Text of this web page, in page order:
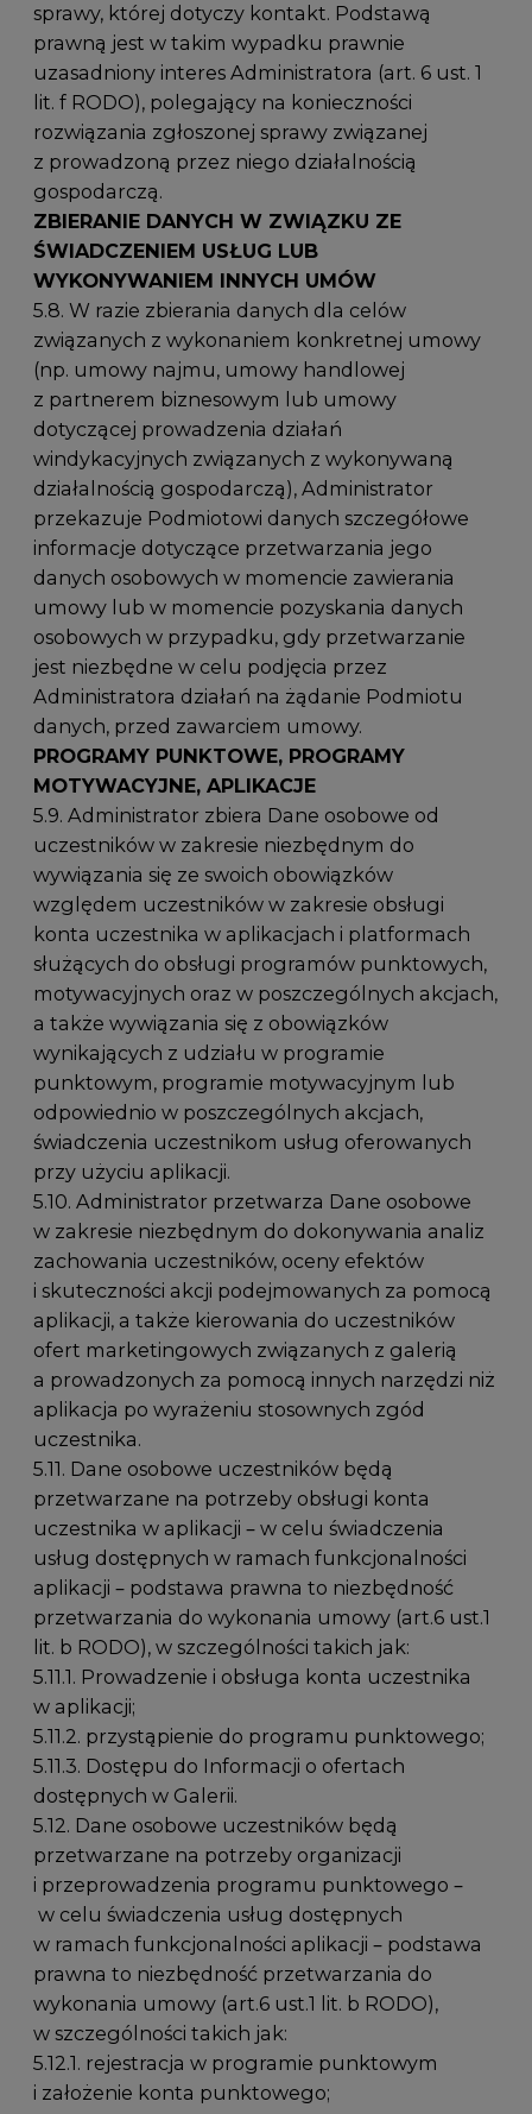
sprawy, której dotyczy kontakt. Podstawą
prawną jest w takim wypadku prawnie
uzasadniony interes Administratora (art. 6 ust. 1
lit. f RODO), polegający na konieczności
rozwiązania zgłoszonej sprawy związanej
z prowadzoną przez niego działalnością
gospodarczą.
ZBIERANIE DANYCH W ZWIĄZKU ZE
ŚWIADCZENIEM USŁUG LUB
WYKONYWANIEM INNYCH UMÓW
5.8. W razie zbierania danych dla celów
związanych z wykonaniem konkretnej umowy
(np. umowy najmu, umowy handlowej
z partnerem biznesowym lub umowy
dotyczącej prowadzenia działań
windykacyjnych związanych z wykonywaną
działalnością gospodarczą), Administrator
przekazuje Podmiotowi danych szczegółowe
informacje dotyczące przetwarzania jego
danych osobowych w momencie zawierania
umowy lub w momencie pozyskania danych
osobowych w przypadku, gdy przetwarzanie
jest niezbędne w celu podjęcia przez
Administratora działań na żądanie Podmiotu
danych, przed zawarciem umowy.
PROGRAMY PUNKTOWE, PROGRAMY
MOTYWACYJNE, APLIKACJE
5.9. Administrator zbiera Dane osobowe od
uczestników w zakresie niezbędnym do
wywiązania się ze swoich obowiązków
względem uczestników w zakresie obsługi
konta uczestnika w aplikacjach i platformach
służących do obsługi programów punktowych,
motywacyjnych oraz w poszczególnych akcjach,
a także wywiązania się z obowiązków
wynikających z udziału w programie
punktowym, programie motywacyjnym lub
odpowiednio w poszczególnych akcjach,
świadczenia uczestnikom usług oferowanych
przy użyciu aplikacji.
5.10. Administrator przetwarza Dane osobowe
w zakresie niezbędnym do dokonywania analiz
zachowania uczestników, oceny efektów
i skuteczności akcji podejmowanych za pomocą
aplikacji, a także kierowania do uczestników
ofert marketingowych związanych z galerią
a prowadzonych za pomocą innych narzędzi niż
aplikacja po wyrażeniu stosownych zgód
uczestnika.
5.11. Dane osobowe uczestników będą
przetwarzane na potrzeby obsługi konta
uczestnika w aplikacji – w celu świadczenia
usług dostępnych w ramach funkcjonalności
aplikacji – podstawa prawna to niezbędność
przetwarzania do wykonania umowy (art.6 ust.1
lit. b RODO), w szczególności takich jak:
5.11.1. Prowadzenie i obsługa konta uczestnika
w aplikacji;
5.11.2. przystąpienie do programu punktowego;
5.11.3. Dostępu do Informacji o ofertach
dostępnych w Galerii.
5.12. Dane osobowe uczestników będą
przetwarzane na potrzeby organizacji
i przeprowadzenia programu punktowego –
w celu świadczenia usług dostępnych
w ramach funkcjonalności aplikacji – podstawa
prawna to niezbędność przetwarzania do
wykonania umowy (art.6 ust.1 lit. b RODO),
w szczególności takich jak:
5.12.1. rejestracja w programie punktowym
i założenie konta punktowego;